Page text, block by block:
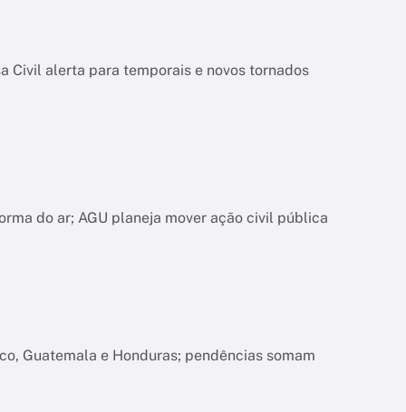
Civil alerta para temporais e novos tornados
do ar; AGU planeja mover ação civil pública
Guatemala e Honduras; pendências somam